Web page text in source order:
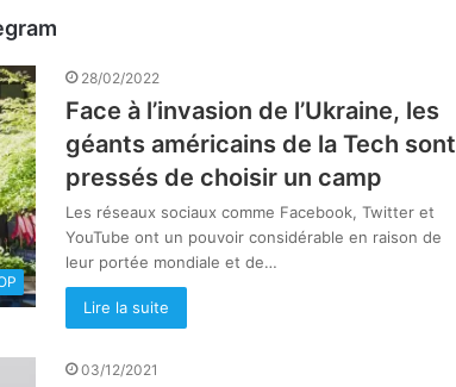
28/02/2022
Face à l’invasion de l’Ukraine, les
géants américains de la Tech sont
pressés de choisir un camp
Les réseaux sociaux comme Facebook, Twitter et
YouTube ont un pouvoir considérable en raison de
leur portée mondiale et de…
Lire la suite
03/12/2021